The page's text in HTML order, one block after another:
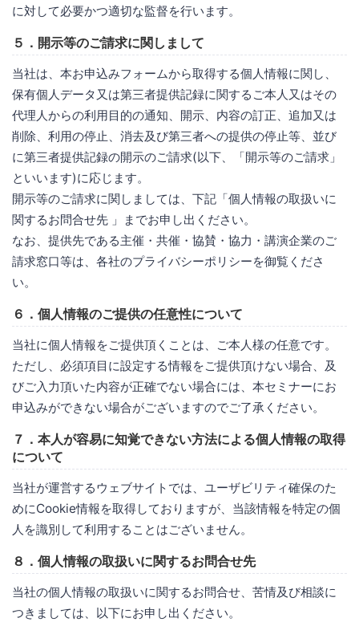
に対して必要かつ適切な監督を行います。
５．開示等のご請求に関しまして
当社は、本お申込みフォームから取得する個人情報に関し、
保有個人データ又は第三者提供記録に関するご本人又はその
代理人からの利用目的の通知、開示、内容の訂正、追加又は
削除、利用の停止、消去及び第三者への提供の停止等、並び
に第三者提供記録の開示のご請求(以下、「開示等のご請求」
といいます)に応じます。
開示等のご請求に関しましては、下記「個人情報の取扱いに
関するお問合せ先 」までお申し出ください。
なお、提供先である主催・共催・協賛・協力・講演企業のご
請求窓口等は、各社のプライバシーポリシーを御覧くださ
い。
６．個人情報のご提供の任意性について
当社に個人情報をご提供頂くことは、ご本人様の任意です。
ただし、必須項目に設定する情報をご提供頂けない場合、及
びご入力頂いた内容が正確でない場合には、本セミナーにお
申込みができない場合がございますのでご了承ください。
７．本人が容易に知覚できない方法による個人情報の取得
について
当社が運営するウェブサイトでは、ユーザビリティ確保のた
めにCookie情報を取得しておりますが、当該情報を特定の個
人を識別して利用することはございません。
８．個人情報の取扱いに関するお問合せ先
当社の個人情報の取扱いに関するお問合せ、苦情及び相談に
つきましては、以下にお申し出ください。